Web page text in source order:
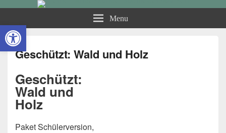
Kleine Landeskunde
Südniedersachsen
Menu
Geschützt: Wald und Holz
Geschützt:
Wald und
Holz
Paket Schülerversion,
Open toolbar